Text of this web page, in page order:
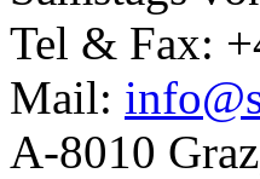
Tel & Fax:
Mail:
A-8010